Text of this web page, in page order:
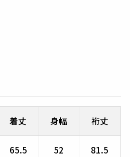
着丈 身幅 裄丈
65.5 52 81.5